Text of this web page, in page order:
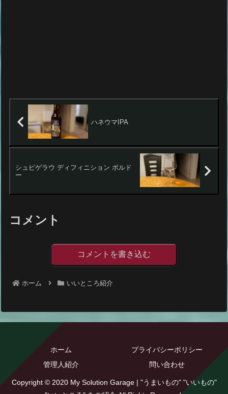
ハネウマIPA
シュピゲラウ ディフィニション ボルド
ー
コメント
コメントを書き込む
ホーム いいところ紹介
ホーム
プライバシーポリシー
管理人紹介
問い合わせ
Copyright © 2020 My Solution Garage | "うまいもの" "いいもの"